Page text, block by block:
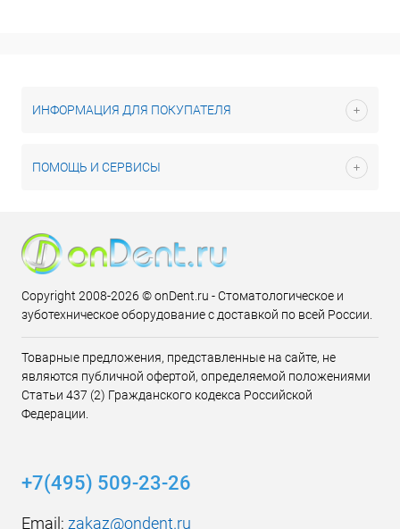
ИНФОРМАЦИЯ ДЛЯ ПОКУПАТЕЛЯ
ПОМОЩЬ И СЕРВИСЫ
Copyright 2008-2026 © onDent.ru - Стоматологическое и
зуботехническое оборудование с доставкой по всей России.
Товарные предложения, представленные на сайте, не
являются публичной офертой, определяемой положениями
Статьи 437 (2) Гражданского кодекса Российской
Федерации.
+7(495) 509-23-26
Email: zakaz@ondent.ru